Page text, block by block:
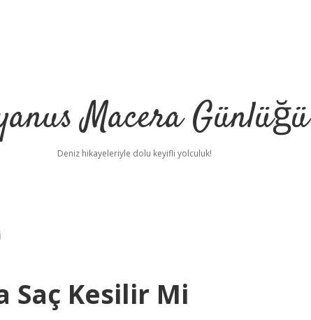
Macera Günlüğü
Deniz hikayeleriyle dolu keyifli yolculuk!
Saç Kesilir Mi